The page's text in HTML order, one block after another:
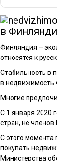
в
Финляндия –
относятся к
Стабильность в
в недвижимость
Многие
С 1 января 2020
стран, не
С этого момента
покупать
Министерства